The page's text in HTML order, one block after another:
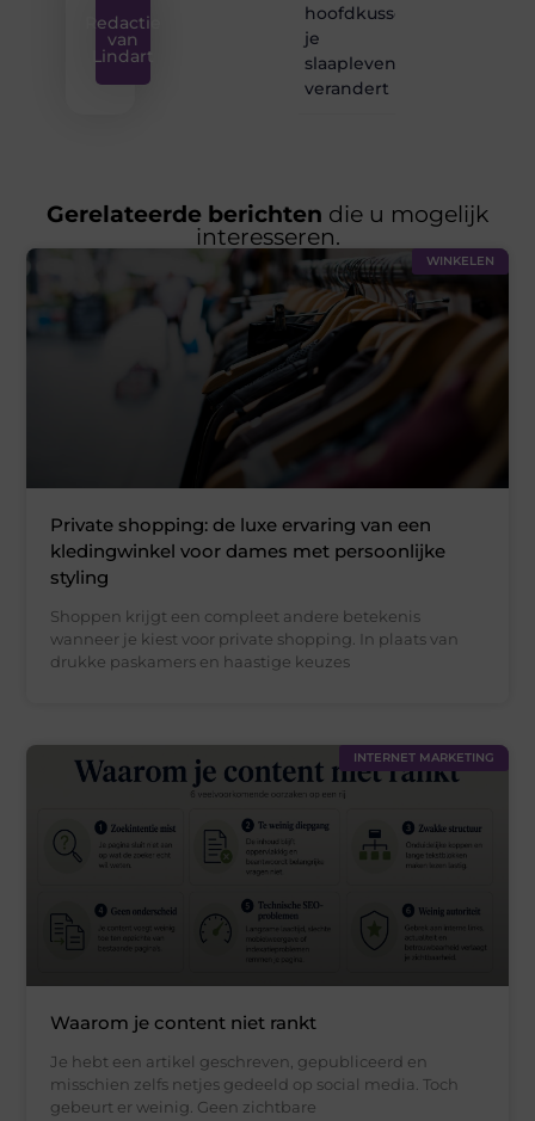
Redactie
van
Lindart
hoofdkussen
je
slaapleven
verandert
Gerelateerde berichten die u mogelijk
interesseren.
WINKELEN
Private shopping: de luxe ervaring van een
kledingwinkel voor dames met persoonlijke
styling
Shoppen krijgt een compleet andere betekenis
wanneer je kiest voor private shopping. In plaats van
drukke paskamers en haastige keuzes
INTERNET MARKETING
Waarom je content niet rankt
Je hebt een artikel geschreven, gepubliceerd en
misschien zelfs netjes gedeeld op social media. Toch
gebeurt er weinig. Geen zichtbare